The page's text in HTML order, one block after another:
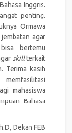
Inggris.
penting.
Ormawa
agar
bertemu
skillterkait
Terima kasih
mahasiswa
Bahasa
Dekan FEB